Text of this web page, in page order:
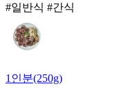
#일반식 #간식
1인분(250g)